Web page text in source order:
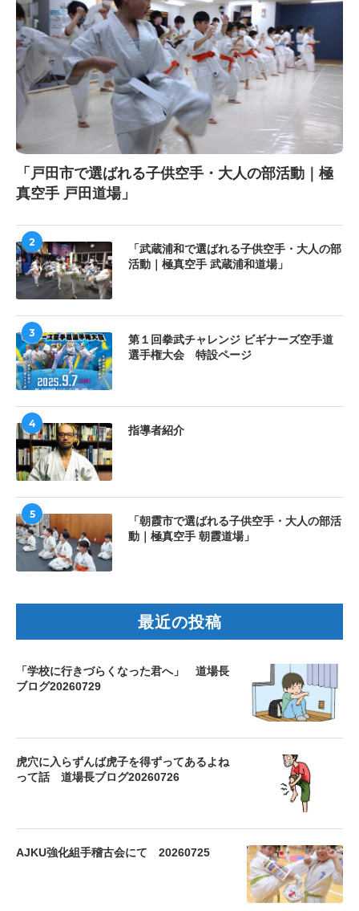
「戸田市で選ばれる子供空手・大人の部活動｜極
真空手 戸田道場」
2
「武蔵浦和で選ばれる子供空手・大人の部
活動｜極真空手 武蔵浦和道場」
3
第１回拳武チャレンジ ビギナーズ空手道
選手権大会 特設ページ
4
指導者紹介
5
「朝霞市で選ばれる子供空手・大人の部活
動｜極真空手 朝霞道場」
最近の投稿
「学校に行きづらくなった君へ」 道場長
ブログ20260729
虎穴に入らずんば虎子を得ずってあるよね
って話 道場長ブログ20260726
AJKU強化組手稽古会にて 20260725